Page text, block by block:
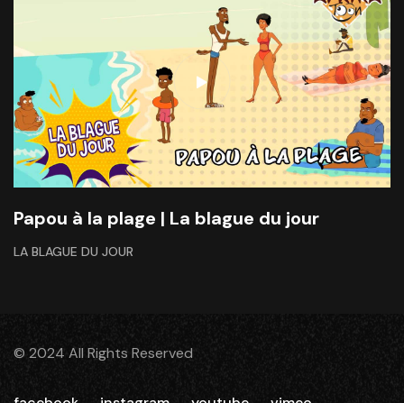
Papou à la plage | La blague du jour
LA BLAGUE DU JOUR
© 2024 All Rights Reserved